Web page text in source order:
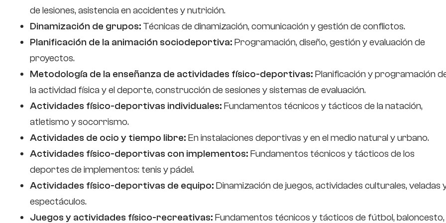
de lesiones, asistencia en accidentes y nutrición.
Dinamización de grupos: Técnicas de dinamización, comunicación y gestión de conflictos.
Planificación de la animación sociodeportiva: Programación, diseño, gestión y evaluación de
proyectos.
Metodología de la enseñanza de actividades físico-deportivas: Planificación y programación
la actividad física y el deporte, construcción de sesiones y sistemas de evaluación.
Actividades físico-deportivas individuales: Fundamentos técnicos y tácticos de la natación,
atletismo y socorrismo.
Actividades de ocio y tiempo libre: En instalaciones deportivas y en el medio natural y urbano.
Actividades físico-deportivas con implementos: Fundamentos técnicos y tácticos de los
deportes de implementos: tenis y pádel.
Actividades físico-deportivas de equipo: Dinamización de juegos, actividades culturales, veladas
espectáculos.
Juegos y actividades físico-recreativas: Fundamentos técnicos y tácticos de fútbol, ​​baloncesto,